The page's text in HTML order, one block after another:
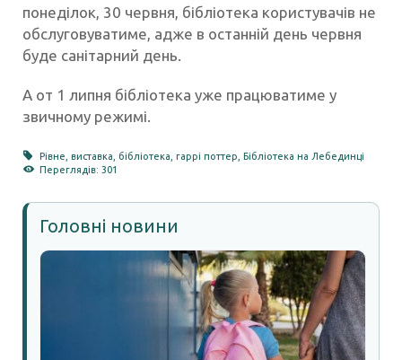
понеділок, 30 червня, бібліотека користувачів не
обслуговуватиме, адже в останній день червня
буде санітарний день.
А от 1 липня бібліотека уже працюватиме у
звичному режимі.
Рівне ,виставка ,бібліотека ,гаррі поттер ,Бібліотека на Лебединці
Переглядів: 301
Головні новини